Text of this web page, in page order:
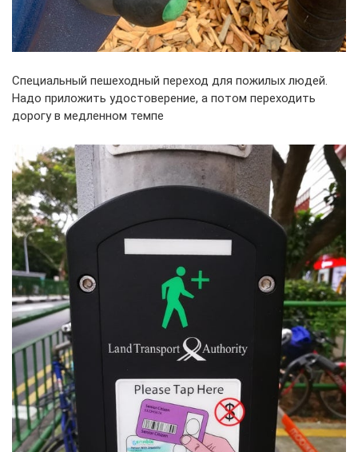
Специальный пешеходный переход для пожилых людей.
Надо приложить удостоверение, а потом переходить
дорогу в медленном темпе